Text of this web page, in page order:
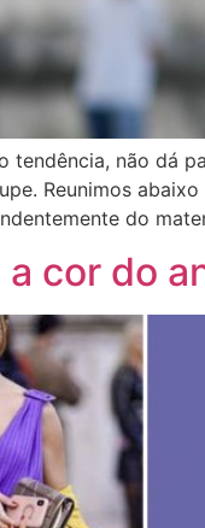
tendência, não dá
Reunimos
do
a cor do